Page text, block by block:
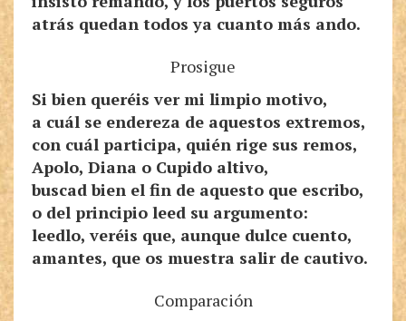
atrás quedan todos ya cuanto más ando.
Prosigue
Si bien queréis ver mi limpio motivo,
a cuál se endereza de aquestos extremos,
con cuál participa, quién rige sus remos,
Apolo, Diana o Cupido altivo,
buscad bien el fin de aquesto que escribo,
o del principio leed su argumento:
leedlo, veréis que, aunque dulce cuento,
amantes, que os muestra salir de cautivo.
Comparación